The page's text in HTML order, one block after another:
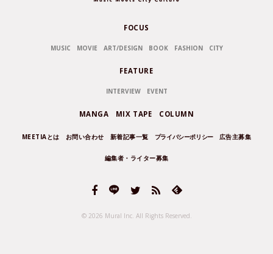
FOCUS
MUSIC MOVIE ART/DESIGN BOOK FASHION CITY
FEATURE
INTERVIEW EVENT
MANGA MIX TAPE COLUMN
MEETIAとは お問い合わせ 新着記事一覧 プライバシーポリシー 広告主募集
編集者・ライター募集
© 2026 Mural Inc. All Rights Reserved.